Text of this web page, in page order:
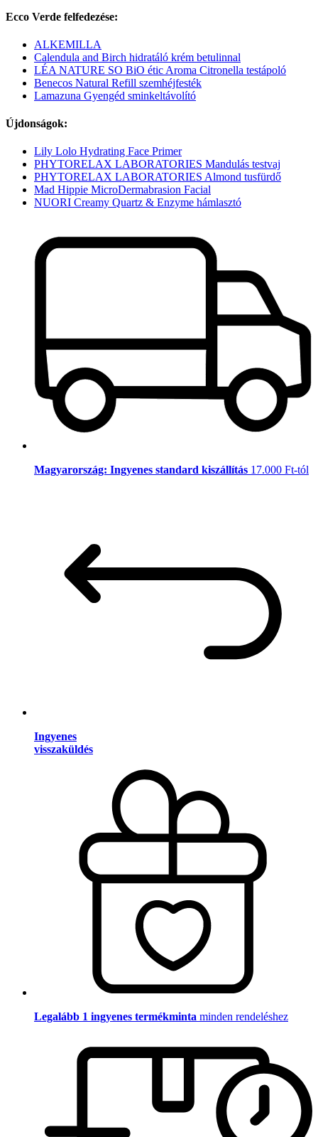
Ecco Verde felfedezése:
ALKEMILLA
Calendula and Birch hidratáló krém betulinnal
LÉA NATURE SO BiO étic Aroma Citronella testápoló
Benecos Natural Refill szemhéjfesték
Lamazuna Gyengéd sminkeltávolító
Újdonságok:
Lily Lolo Hydrating Face Primer
PHYTORELAX LABORATORIES Mandulás testvaj
PHYTORELAX LABORATORIES Almond tusfürdő
Mad Hippie MicroDermabrasion Facial
NUORI Creamy Quartz & Enzyme hámlasztó
Magyarország: Ingyenes standard kiszállítás 17.000 Ft-tól
Ingyenes
visszaküldés
Legalább 1 ingyenes termékminta minden rendeléshez